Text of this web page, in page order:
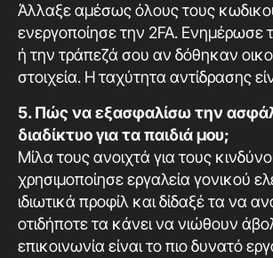
Άλλαξε αμέσως όλους τους
ενεργοποίησε την 2FA. Ενημέρωσε
ή την τράπεζά σου αν δόθηκαν
στοιχεία. Η ταχύτητα αντίδρασης
5. Πώς να εξασφαλίσω την
διαδίκτυο για τα παιδιά μου;
Μίλα τους ανοιχτά για τους
χρησιμοποίησε εργαλεία γονικού
ιδιωτικά προφίλ και δίδαξέ τα να
οτιδήποτε τα κάνει να νιώθουν
επικοινωνία είναι το πιο δυνατό